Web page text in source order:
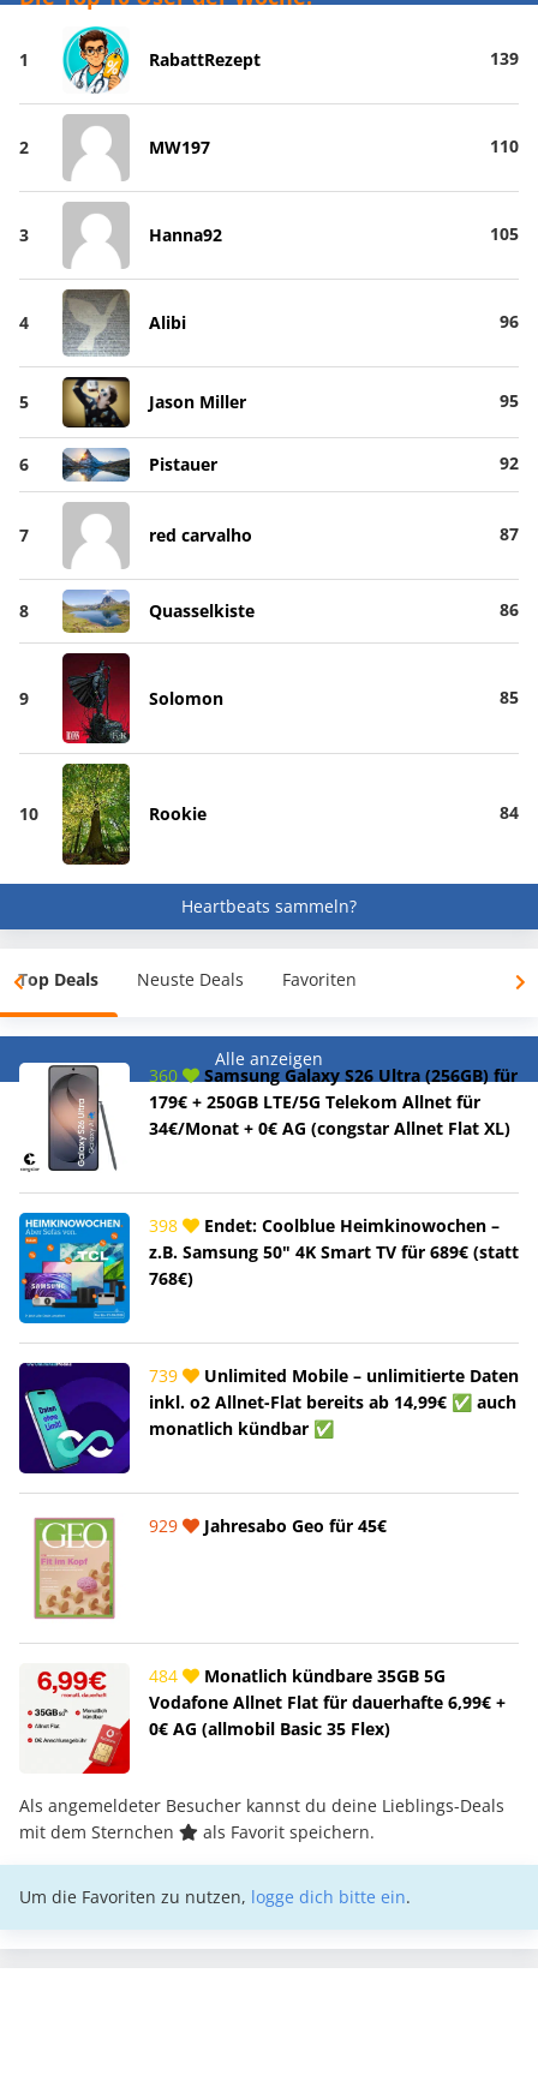
1 RabattRezept 139
2 MW197 110
3 Hanna92 105
4 Alibi 96
5 Jason Miller 95
6 Pistauer 92
7 red carvalho 87
8 Quasselkiste 86
9 Solomon 85
10 Rookie 84
Heartbeats sammeln?
Top Deals Neuste Deals Favoriten
Alle anzeigen
360
Samsung Galaxy S26 Ultra (256GB) für
179€ + 250GB LTE/5G Telekom Allnet für
34€/Monat + 0€ AG (congstar Allnet Flat XL)
398
Endet: Coolblue Heimkinowochen –
z.B. Samsung 50" 4K Smart TV für 689€ (statt
768€)
739
Unlimited Mobile – unlimitierte Daten
inkl. o2 Allnet-Flat bereits ab 14,99€ ✅ auch
monatlich kündbar ✅
929 Jahresabo Geo für 45€
484
Monatlich kündbare 35GB 5G
Vodafone Allnet Flat für dauerhafte 6,99€ +
0€ AG (allmobil Basic 35 Flex)
Als angemeldeter Besucher kannst du deine Lieblings-Deals
mit dem Sternchen
als Favorit speichern.
Um die Favoriten zu nutzen, logge dich bitte ein.